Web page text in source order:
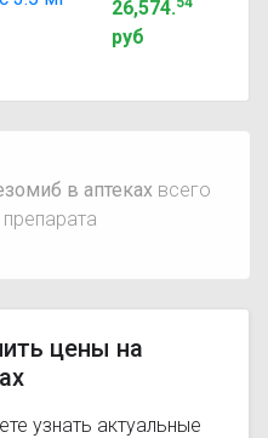
26,574.
руб
в аптеках всего
цены на
узнать актуальные